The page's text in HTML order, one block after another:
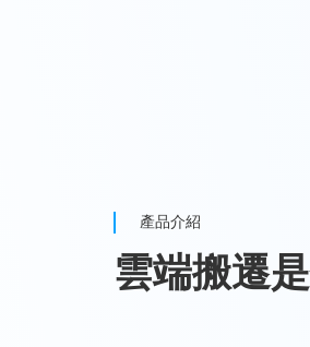
產品介紹
雲端搬遷